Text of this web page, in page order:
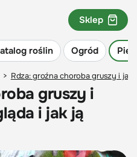
roślin Ogród
Sklep
> Rdza: groźna choroba gruszy i
gruszy i
i jak ją